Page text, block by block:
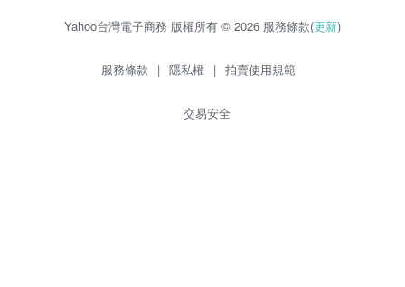
Yahoo台灣電子商務 版權所有 © 2026 服務條款(更新)
服務條款 | 隱私權 | 拍賣使用規範
交易安全